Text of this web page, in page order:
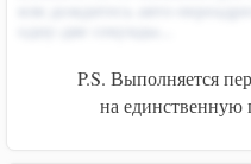
P.S. Выполняется
на единственную